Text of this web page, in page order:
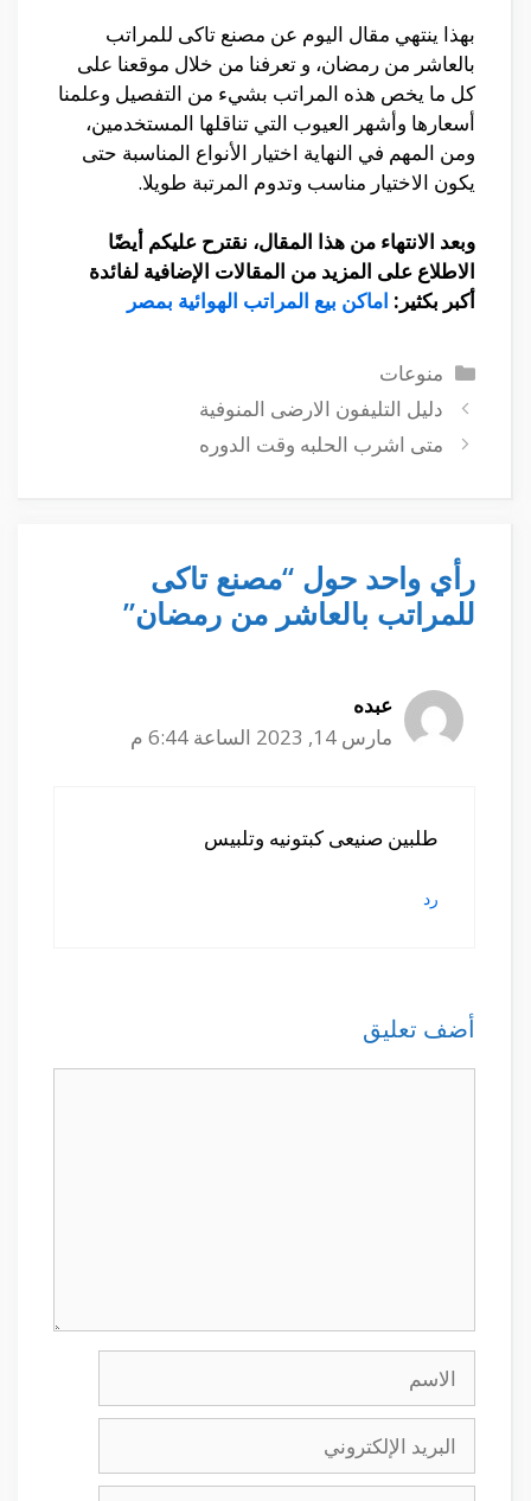
بهذا ينتهي مقال اليوم عن مصنع تاكى للمراتب
بالعاشر من رمضان، و تعرفنا من خلال موقعنا على
كل ما يخص هذه المراتب بشيء من التفصيل وعلمنا
أسعارها وأشهر العيوب التي تناقلها المستخدمين،
ومن المهم في النهاية اختيار الأنواع المناسبة حتى
يكون الاختيار مناسب وتدوم المرتبة طويلا.
وبعد الانتهاء من هذا المقال، نقترح عليكم أيضًا
الاطلاع على المزيد من المقالات الإضافية لفائدة
أكبر بكثير: اماكن بيع المراتب الهوائية بمصر
التصنيفات
منوعات
دليل التليفون الارضى المنوفية
متى اشرب الحلبه وقت الدوره
رأي واحد حول “مصنع تاكى
للمراتب بالعاشر من رمضان”
عبده
مارس 14, 2023 الساعة 6:44 م
طلبين صنيعى كبتونيه وتلبيس
رد
أضف تعليق
الإلكتروني